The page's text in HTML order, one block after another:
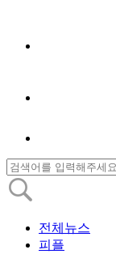
전체뉴스
피플